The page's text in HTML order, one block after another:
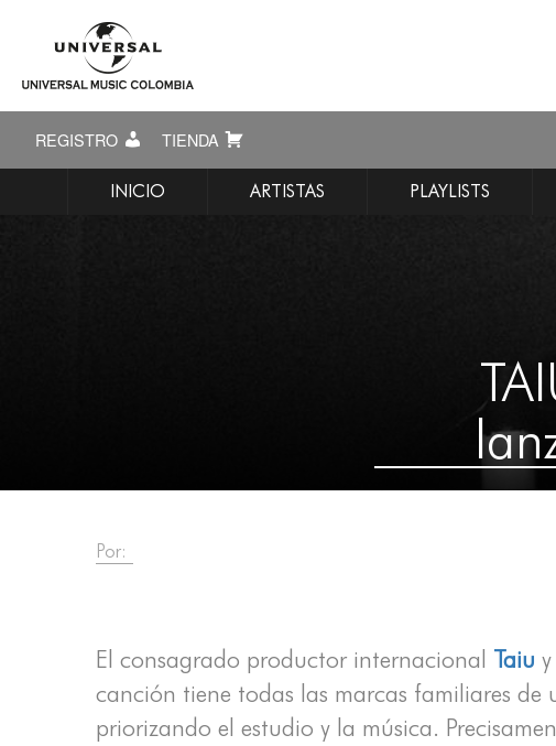
REGISTRO TIENDA
INICIO ARTISTAS PLAYLISTS
Por:
El consagrado productor internacional Taiu
canción tiene todas las marcas familiares de
priorizando el estudio y la música.